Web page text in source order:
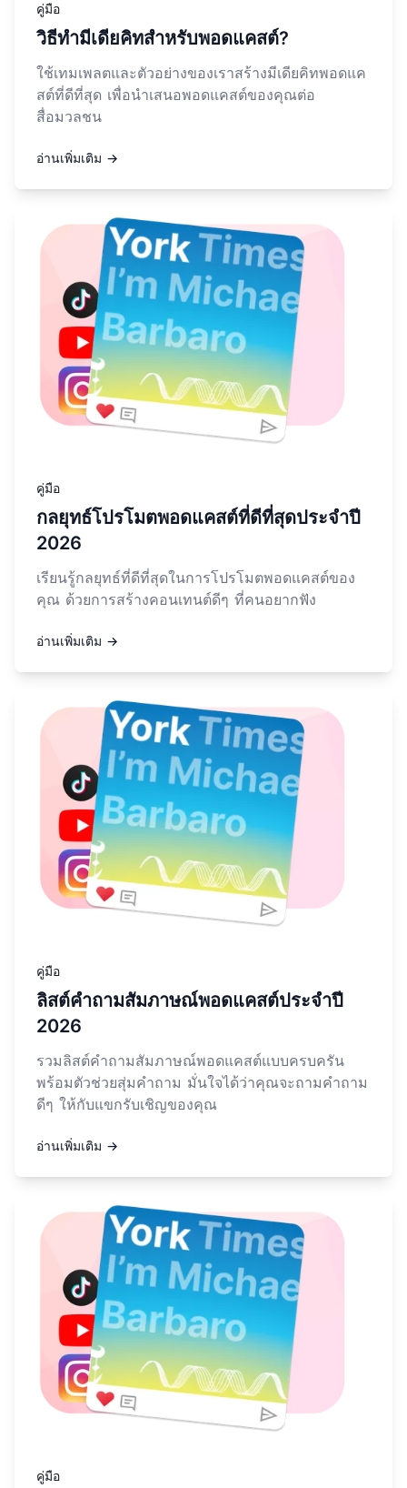
คู่มือ
วิธีทำมีเดียคิทสำหรับพอดแคสต์?
ใช้เทมเพลตและตัวอย่างของเราสร้างมีเดียคิทพอดแค
สต์ที่ดีที่สุด เพื่อนำเสนอพอดแคสต์ของคุณต่อ
สื่อมวลชน
อ่านเพิ่มเติม →
คู่มือ
กลยุทธ์โปรโมตพอดแคสต์ที่ดีที่สุดประจำปี
2026
เรียนรู้กลยุทธ์ที่ดีที่สุดในการโปรโมตพอดแคสต์ของ
คุณ ด้วยการสร้างคอนเทนต์ดีๆ ที่คนอยากฟัง
อ่านเพิ่มเติม →
อ่านเพิ่มเติมเกี่ยวกับ กลยุทธ์โปรโมตพอดแคสต์ที่ดีที่สุดประจำ
คู่มือ
ลิสต์คำถามสัมภาษณ์พอดแคสต์ประจำปี
2026
รวมลิสต์คำถามสัมภาษณ์พอดแคสต์แบบครบครัน
พร้อมตัวช่วยสุ่มคำถาม มั่นใจได้ว่าคุณจะถามคำถาม
ดีๆ ให้กับแขกรับเชิญของคุณ
อ่านเพิ่มเติม →
อ่านเพิ่มเติมเกี่ยวกับ ลิสต์คำถามสัมภาษณ์พอดแคสต์ประจำปี
คู่มือ
อ่านเพิ่มเติมเกี่ยวกับ วิธีเพิ่ม SEO ให้พอดแคสต์ของคุณ: คู่มื